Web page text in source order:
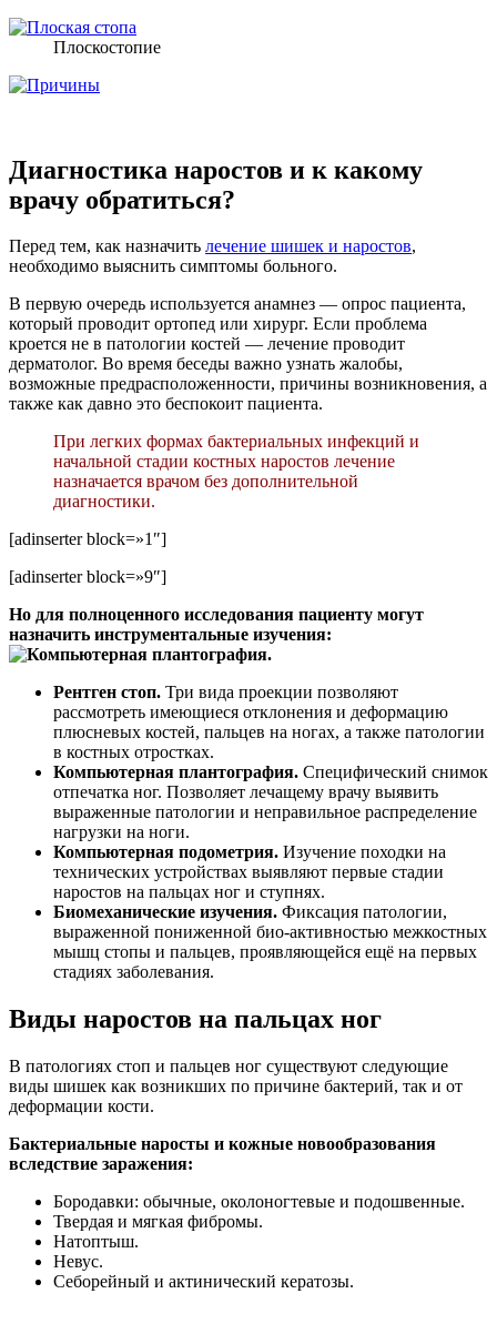
Плоскостопие
Диагностика наростов и к какому
врачу обратиться?
Перед тем, как назначить лечение шишек и наростов,
необходимо выяснить симптомы больного.
В первую очередь используется анамнез — опрос пациента,
который проводит ортопед или хирург. Если проблема
кроется не в патологии костей — лечение проводит
дерматолог. Во время беседы важно узнать жалобы,
возможные предрасположенности, причины возникновения, а
также как давно это беспокоит пациента.
При легких формах бактериальных инфекций и
начальной стадии костных наростов лечение
назначается врачом без дополнительной
диагностики.
[adinserter block=»1″]
[adinserter block=»9″]
Но для полноценного исследования пациенту могут
назначить инструментальные изучения:
Рентген стоп. Три вида проекции позволяют
рассмотреть имеющиеся отклонения и деформацию
плюсневых костей, пальцев на ногах, а также патологии
в костных отростках.
Компьютерная плантография. Специфический снимок
отпечатка ног. Позволяет лечащему врачу выявить
выраженные патологии и неправильное распределение
нагрузки на ноги.
Компьютерная подометрия. Изучение походки на
технических устройствах выявляют первые стадии
наростов на пальцах ног и ступнях.
Биомеханические изучения. Фиксация патологии,
выраженной пониженной био-активностью межкостных
мышц стопы и пальцев, проявляющейся ещё на первых
стадиях заболевания.
Виды наростов на пальцах ног
В патологиях стоп и пальцев ног существуют следующие
виды шишек как возникших по причине бактерий, так и от
деформации кости.
Бактериальные наросты и кожные новообразования
вследствие заражения:
Бородавки: обычные, околоногтевые и подошвенные.
Твердая и мягкая фибромы.
Натоптыш.
Невус.
Себорейный и актинический кератозы.